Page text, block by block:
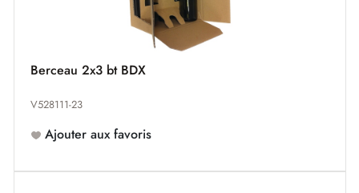
Berceau 2x3 bt BDX
V528111-23
Ajouter aux favoris